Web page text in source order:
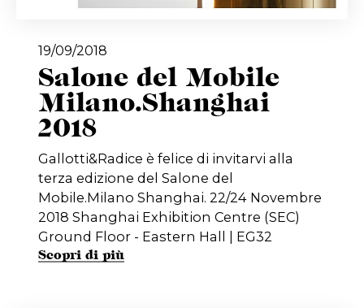
19/09/2018
Salone del Mobile
Milano.Shanghai
2018
Gallotti&Radice è felice di invitarvi alla
terza edizione del Salone del
Mobile.Milano Shanghai. 22/24 Novembre
2018 Shanghai Exhibition Centre (SEC)
Ground Floor - Eastern Hall | EG32
Scopri di più